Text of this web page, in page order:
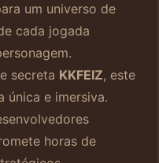
um universo de
cada jogada
secreta KKFEIZ, este
única e imersiva.
horas de